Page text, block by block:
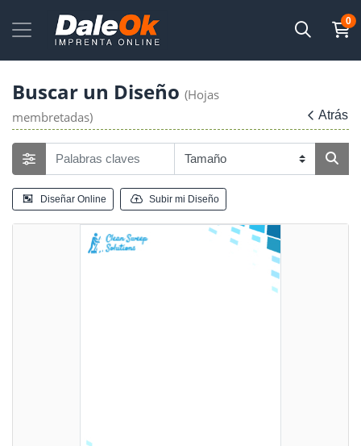
0
Buscar un Diseño (Hojas
membretadas)
Atrás
Diseñar Online Subir mi Diseño